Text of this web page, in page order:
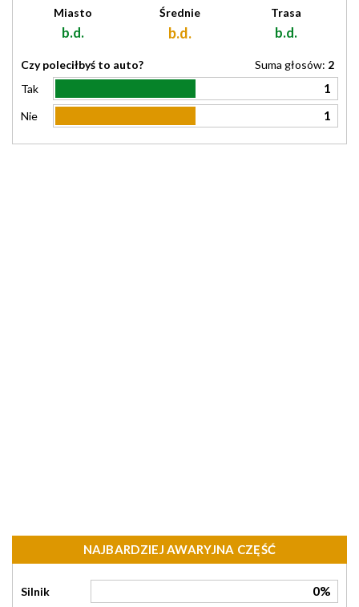
Miasto
b.d.
Średnie
b.d.
Trasa
b.d.
Czy poleciłbyś to auto? Suma głosów: 2
Tak
1
Nie 1
NAJBARDZIEJ AWARYJNA CZĘŚĆ
Silnik 0%